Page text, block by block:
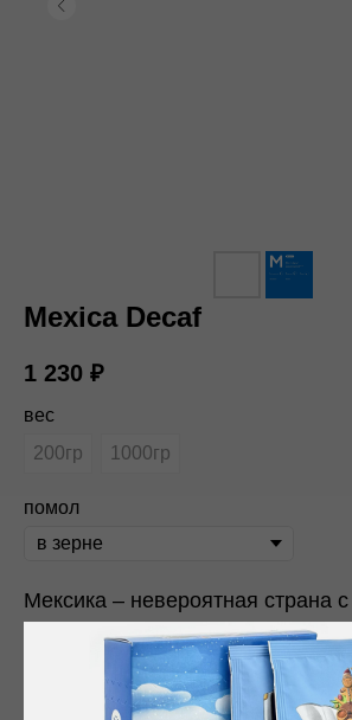
Mexica Decaf
1 230 ₽
вес
200гр
1000гр
помол
Мексика – невероятная страна с
культурой и уникальными
здесь производят самое
декафа, экспортируя его по